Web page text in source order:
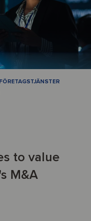
FÖRETAGSTJÄNSTER
to value
M&A